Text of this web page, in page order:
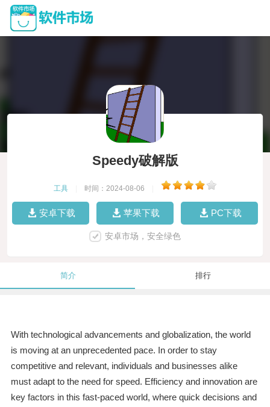
Speedy破解版
工具 时间：2024-08-06
安卓下载 苹果下载 PC下载
安卓市场，安全绿色
简介 排行
With technological advancements and globalization, the world
is moving at an unprecedented pace. In order to stay
competitive and relevant, individuals and businesses alike
must adapt to the need for speed. Efficiency and innovation are
key factors in this fast-paced world, where quick decisions and